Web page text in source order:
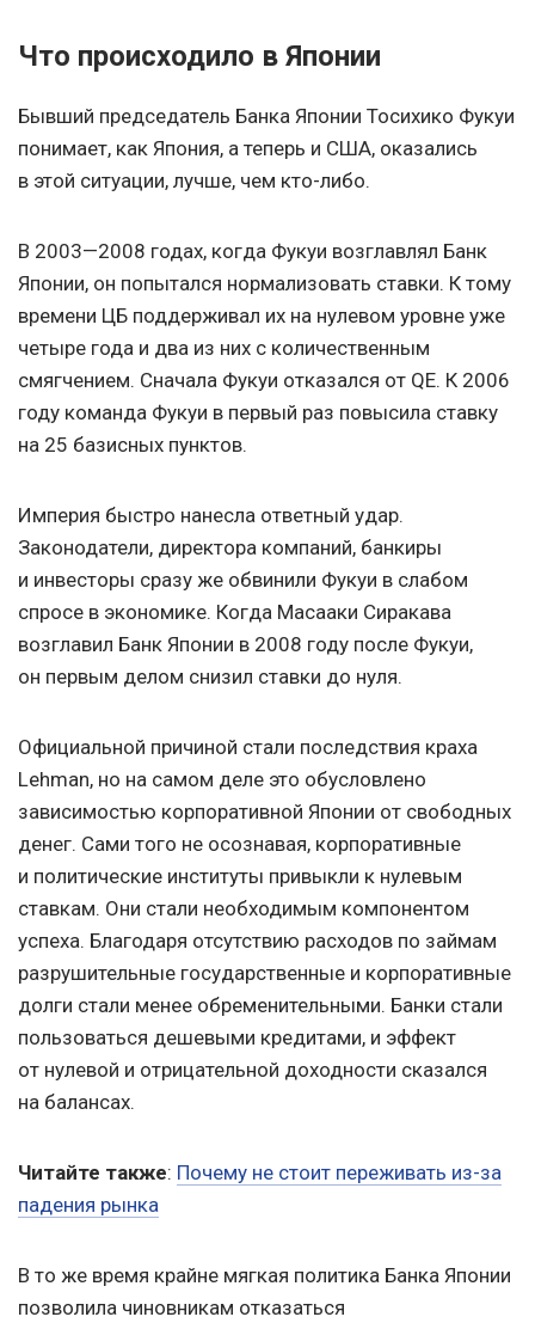
Что происходило в Японии
Бывший председатель Банка Японии Тосихико Фукуи
понимает, как Япония, а теперь и США, оказались
в этой ситуации, лучше, чем кто-либо.
В 2003—2008 годах, когда Фукуи возглавлял Банк
Японии, он попытался нормализовать ставки. К тому
времени ЦБ поддерживал их на нулевом уровне уже
четыре года и два из них с количественным
смягчением. Сначала Фукуи отказался от QE. К 2006
году команда Фукуи в первый раз повысила ставку
на 25 базисных пунктов.
Империя быстро нанесла ответный удар.
Законодатели, директора компаний, банкиры
и инвесторы сразу же обвинили Фукуи в слабом
спросе в экономике. Когда Масааки Сиракава
возглавил Банк Японии в 2008 году после Фукуи,
он первым делом снизил ставки до нуля.
Официальной причиной стали последствия краха
Lehman, но на самом деле это обусловлено
зависимостью корпоративной Японии от свободных
денег. Сами того не осознавая, корпоративные
и политические институты привыкли к нулевым
ставкам. Они стали необходимым компонентом
успеха. Благодаря отсутствию расходов по займам
разрушительные государственные и корпоративные
долги стали менее обременительными. Банки стали
пользоваться дешевыми кредитами, и эффект
от нулевой и отрицательной доходности сказался
на балансах.
Читайте также: Почему не стоит переживать из-за
падения рынка
В то же время крайне мягкая политика Банка Японии
позволила чиновникам отказаться